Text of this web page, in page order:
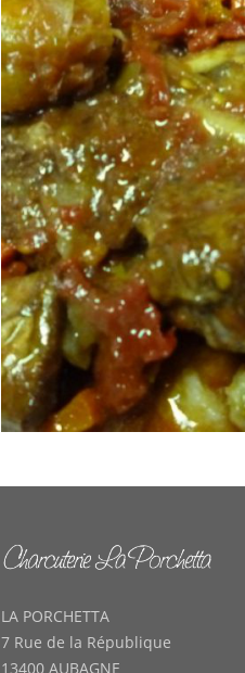
LA PORCHETTA
7 Rue de la République
13400 AUBAGNE